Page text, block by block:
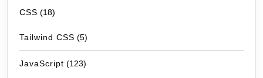
CSS (18)
Tailwind CSS (5)
JavaScript (123)